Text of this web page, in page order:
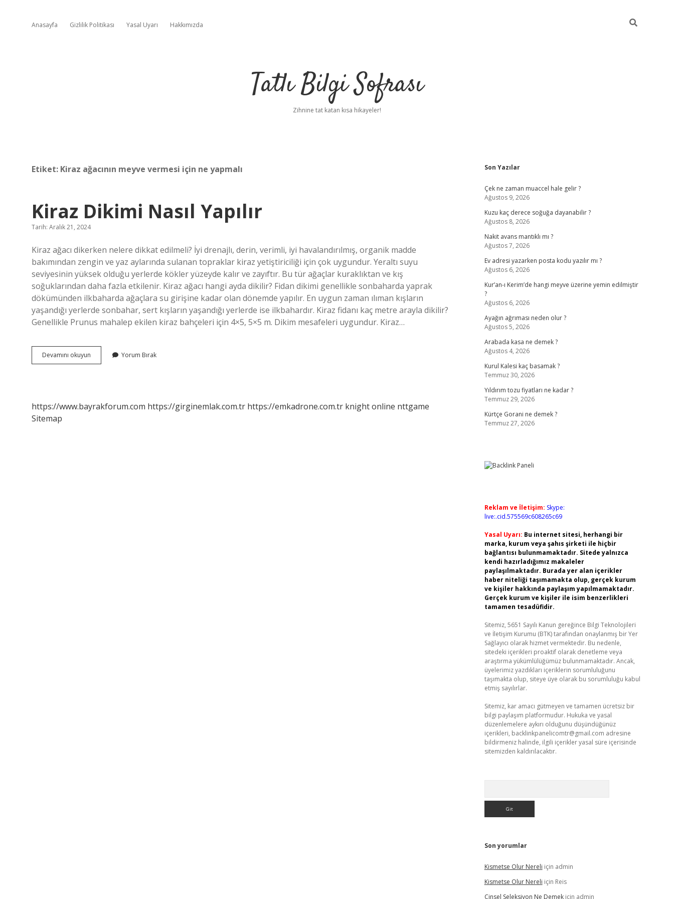
Anasayfa Gizlilik Politikası Yasal Uyarı Hakkımızda
Tatlı Bilgi Sofrası
Zihnine tat katan kısa hikayeler!
Etiket: Kiraz ağacının meyve vermesi için ne yapmalı
Kiraz Dikimi Nasıl Yapılır
Tarih: Aralık 21, 2024
Kiraz ağacı dikerken nelere dikkat edilmeli? İyi drenajlı, derin, verimli, iyi havalandırılmış, organik madde
bakımından zengin ve yaz aylarında sulanan topraklar kiraz yetiştiriciliği için çok uygundur. Yeraltı suyu
seviyesinin yüksek olduğu yerlerde kökler yüzeyde kalır ve zayıftır. Bu tür ağaçlar kuraklıktan ve kış
soğuklarından daha fazla etkilenir. Kiraz ağacı hangi ayda dikilir? Fidan dikimi genellikle sonbaharda yaprak
dökümünden ilkbaharda ağaçlara su girişine kadar olan dönemde yapılır. En uygun zaman ılıman kışların
yaşandığı yerlerde sonbahar, sert kışların yaşandığı yerlerde ise ilkbahardır. Kiraz fidanı kaç metre arayla dikilir?
Genellikle Prunus mahalep ekilen kiraz bahçeleri için 4×5, 5×5 m. Dikim mesafeleri uygundur. Kiraz…
Devamını okuyun
Dikimi
Yorum Bırak
https://www.bayrakforum.com https://girginemlak.com.tr https://emkadrone.com.tr knight online nttgame
Sitemap
Sidebar
Son Yazılar
Çek ne zaman muaccel hale gelir ?
Ağustos 9, 2026
Kuzu kaç derece soğuğa dayanabilir ?
Ağustos 8, 2026
Nakit avans mantıklı mı ?
Ağustos 7, 2026
Ev adresi yazarken posta kodu yazılır mı ?
Ağustos 6, 2026
Kur’an-ı Kerim’de hangi meyve üzerine yemin edilmiştir
?
Ağustos 6, 2026
Ayağın ağrıması neden olur ?
Ağustos 5, 2026
Arabada kasa ne demek ?
Ağustos 4, 2026
Kurul Kalesi kaç basamak ?
Temmuz 30, 2026
Yıldırım tozu fiyatları ne kadar ?
Temmuz 29, 2026
Kürtçe Gorani ne demek ?
Temmuz 27, 2026
Reklam ve İletişim: Skype:
live:.cid.575569c608265c69
Yasal Uyarı: Bu internet sitesi, herhangi bir
marka, kurum veya şahıs şirketi ile hiçbir
bağlantısı bulunmamaktadır. Sitede yalnızca
kendi hazırladığımız makaleler
paylaşılmaktadır. Burada yer alan içerikler
haber niteliği taşımamakta olup, gerçek kurum
ve kişiler hakkında paylaşım yapılmamaktadır.
Gerçek kurum ve kişiler ile isim benzerlikleri
tamamen tesadüfidir.
Sitemiz, 5651 Sayılı Kanun gereğince Bilgi Teknolojileri
ve İletişim Kurumu (BTK) tarafından onaylanmış bir Yer
Sağlayıcı olarak hizmet vermektedir. Bu nedenle,
sitedeki içerikleri proaktif olarak denetleme veya
araştırma yükümlülüğümüz bulunmamaktadır. Ancak,
üyelerimiz yazdıkları içeriklerin sorumluluğunu
taşımakta olup, siteye üye olarak bu sorumluluğu kabul
etmiş sayılırlar.
Sitemiz, kar amacı gütmeyen ve tamamen ücretsiz bir
bilgi paylaşım platformudur. Hukuka ve yasal
düzenlemelere aykırı olduğunu düşündüğünüz
içerikleri, backlinkpanelicomtr@gmail.com adresine
bildirmeniz halinde, ilgili içerikler yasal süre içerisinde
sitemizden kaldırılacaktır.
Son yorumlar
Kismetse Olur Nereli için admin
Kismetse Olur Nereli için Reis
Cinsel Seleksiyon Ne Demekiçin admin